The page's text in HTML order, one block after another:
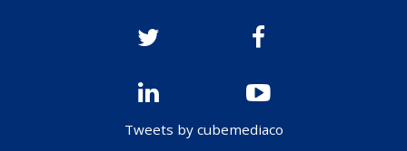
Tweets by cubemediaco